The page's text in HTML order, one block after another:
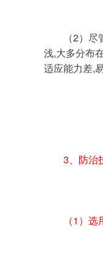
浅,大多分布
适应能力差,
3、防治
（1）选